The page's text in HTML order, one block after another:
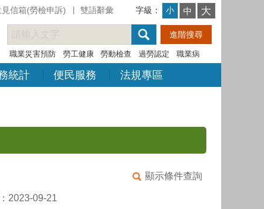
見信箱(勞檢申訴) 雙語辭彙 字級： 小 中 大
職業災害預防 勞工健康 勞動檢查 過勞認定 職業病
統計 便民服務 法規專區
顯示條件查詢
2023-09-21